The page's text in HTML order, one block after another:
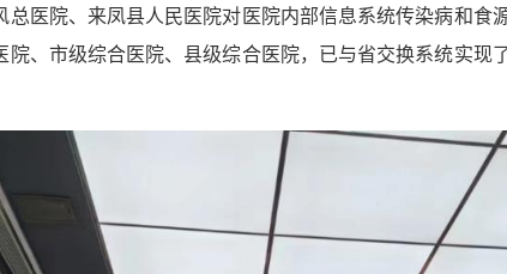
医院、来凤县人民医院对医院内部信息系统传染病和
、市级综合医院、县级综合医院，已与省交换系统实现